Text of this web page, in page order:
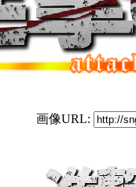
画像URL: